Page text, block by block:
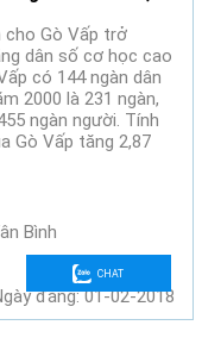
cho Gò Vấp trở
dân số cơ học cao
có 144 ngàn dân
2000 là 231 ngàn,
ngàn người. Tính
Gò Vấp tăng 2,87
Bình
đăng: 01-02-2018
CHAT